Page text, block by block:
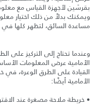
بقرسَين لأجهزة القياس مع
ويمكنك بدلاً من ذلك اختيار
مساعدة السائق، لتظهر كلها
وعندما تحتاج إلى التركيز على
الأمامية عرض المعلومات
القيادة على الطرق الوعرة،
الأمامية أيضًا:
• خريطة ملاحة مصغرة عند